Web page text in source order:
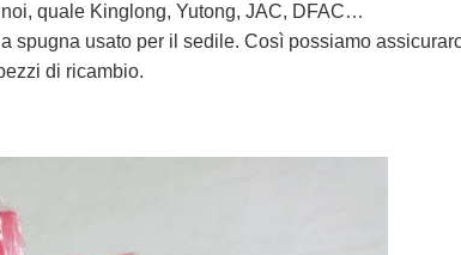
quale Kinglong, Yutong, JAC, DFAC…
spugna usato per il sedile. Così possiamo
di ricambio.